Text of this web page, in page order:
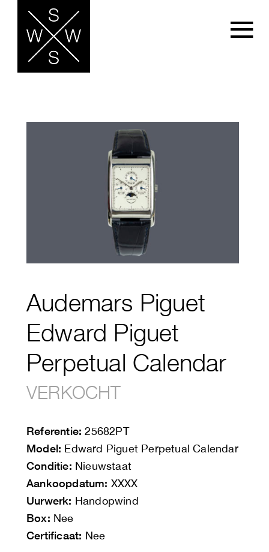
Audemars Piguet
Edward Piguet
Perpetual Calendar
VERKOCHT
Referentie: 25682PT
Model: Edward Piguet Perpetual Calendar
Conditie: Nieuwstaat
Aankoopdatum: XXXX
Uurwerk: Handopwind
Box: Nee
Certificaat: Nee